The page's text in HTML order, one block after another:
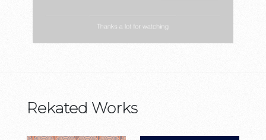
Rekated Works